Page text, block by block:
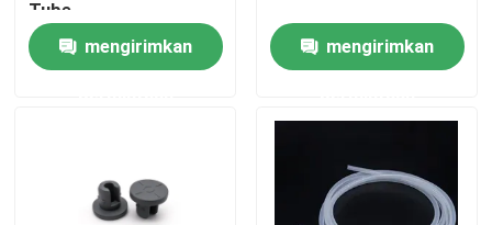
Produk
Wisata pabrik
Tube
mengirimkan
mengirimkan